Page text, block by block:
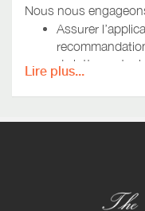
Nous nous
Assurer
de lutte contre
désinfectants.
Lire plus...